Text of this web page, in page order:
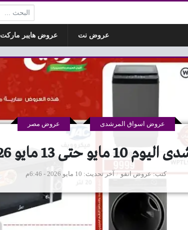
البحث:
عروض نت عروض هايبر ماركت
حتى 13 مايو 2026 الربيع
كتب عروض انفو
عروض اسواق المرشدى عروض مصر
آخر تحديث 10 مايو 2026 - 6:46م